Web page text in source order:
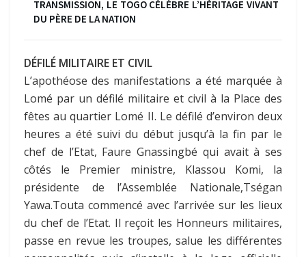
TRANSMISSION, LE TOGO CÉLÈBRE L’HÉRITAGE VIVANT
DU PÈRE DE LA NATION
DÉFILÉ MILITAIRE ET CIVIL
L’apothéose des manifestations a été marquée à
Lomé par un défilé militaire et civil à la Place des
fêtes au quartier Lomé II. Le défilé d’environ deux
heures a été suivi du début jusqu’à la fin par le
chef de l’Etat, Faure Gnassingbé qui avait à ses
côtés le Premier ministre, Klassou Komi, la
présidente de l’Assemblée Nationale,Tségan
Yawa.Touta commencé avec l’arrivée sur les lieux
du chef de l’Etat. Il reçoit les Honneurs militaires,
passe en revue les troupes, salue les différentes